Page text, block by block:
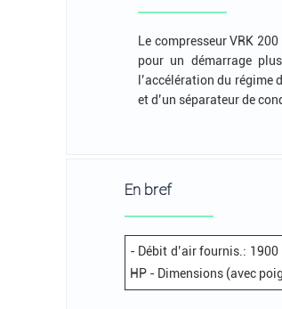
Le compresseur VRK
pour un démarrage
l’accélération du régime
et d’un séparateur de
En bref
- Débit d’air fournis.:
HP - Dimensions (avec